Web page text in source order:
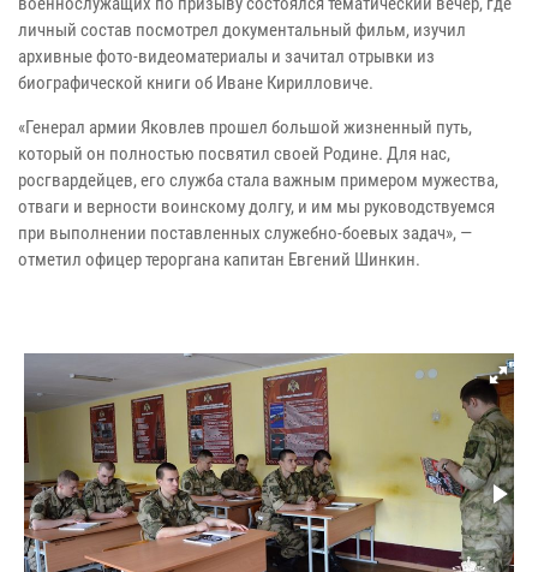
личный состав посмотрел документальный фильм, изучил
архивные фото-видеоматериалы и зачитал отрывки из
биографической книги об Иване Кирилловиче.
«Генерал армии Яковлев прошел большой жизненный путь,
который он полностью посвятил своей Родине. Для нас,
росгвардейцев, его служба стала важным примером мужества,
отваги и верности воинскому долгу, и им мы руководствуемся
при выполнении поставленных служебно-боевых задач», —
отметил офицер тероргана капитан Евгений Шинкин.